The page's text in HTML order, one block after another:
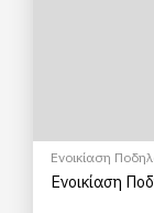
Ενοικίαση
Ενοικίαση